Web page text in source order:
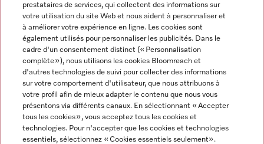
Informations légales
Miele sur Instagram
Miele sur Youtube
prestataires de services, qui collectent des informations sur
votre utilisation du site Web et nous aident à personnaliser et
à améliorer votre expérience en ligne. Les cookies sont
également utilisés pour personnaliser les publicités. Dans le
cadre d'un consentement distinct (« Personnalisation
complète »), nous utilisons les cookies Bloomreach et
d'autres technologies de suivi pour collecter des informations
sur votre comportement d'utilisateur, que nous attribuons à
votre profil afin de mieux adapter le contenu que nous vous
présentons via différents canaux. En sélectionnant « Accepter
tous les cookies », vous acceptez tous les cookies et
technologies. Pour n'accepter que les cookies et technologies
essentiels, sélectionnez « Cookies essentiels seulement».